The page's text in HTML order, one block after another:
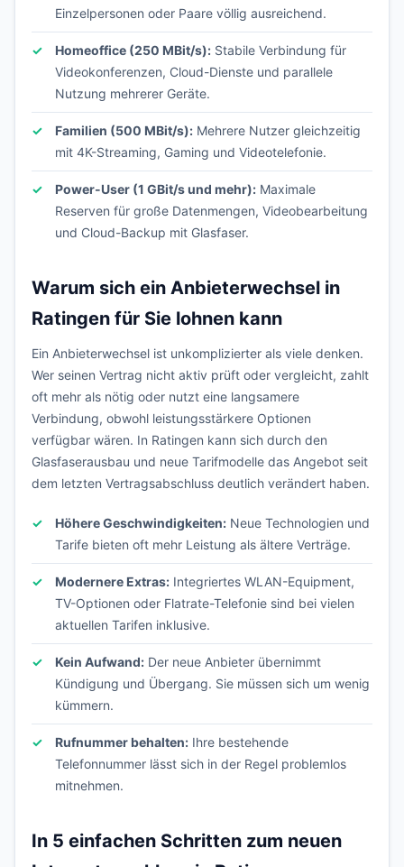
Einzelpersonen oder Paare völlig ausreichend.
Homeoffice (250 MBit/s): Stabile Verbindung für
Videokonferenzen, Cloud-Dienste und parallele
Nutzung mehrerer Geräte.
Familien (500 MBit/s): Mehrere Nutzer gleichzeitig
mit 4K-Streaming, Gaming und Videotelefonie.
Power-User (1 GBit/s und mehr): Maximale
Reserven für große Datenmengen, Videobearbeitung
und Cloud-Backup mit Glasfaser.
Warum sich ein Anbieterwechsel in
Ratingen für Sie lohnen kann
Ein Anbieterwechsel ist unkomplizierter als viele denken.
Wer seinen Vertrag nicht aktiv prüft oder vergleicht, zahlt
oft mehr als nötig oder nutzt eine langsamere
Verbindung, obwohl leistungsstärkere Optionen
verfügbar wären. In Ratingen kann sich durch den
Glasfaserausbau und neue Tarifmodelle das Angebot seit
dem letzten Vertragsabschluss deutlich verändert haben.
Höhere Geschwindigkeiten: Neue Technologien und
Tarife bieten oft mehr Leistung als ältere Verträge.
Modernere Extras: Integriertes WLAN-Equipment,
TV-Optionen oder Flatrate-Telefonie sind bei vielen
aktuellen Tarifen inklusive.
Kein Aufwand: Der neue Anbieter übernimmt
Kündigung und Übergang. Sie müssen sich um wenig
kümmern.
Rufnummer behalten: Ihre bestehende
Telefonnummer lässt sich in der Regel problemlos
mitnehmen.
In 5 einfachen Schritten zum neuen